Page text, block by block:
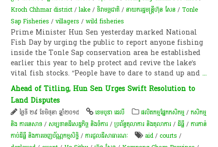
Kroch Chhmar district /lake /ទិវា​មច្ឆជាតិ​ /នាយករដ្ឋមន្ត្រីហ៊ុន សែន /Tonle
Sap Fisheries /villagers /wild fisheries
Prime Minister Hun Sen yesterday marked National
Fish Day by urging the public to report anyone fishing
inside the Tonle Sap conservation area he established
earlier this year to help protect and revive the lake’s
vital fish stocks. “People have to dare to stand up and...
Ahead of Titling, Hun Sen Urges Swift Resolution to
Land Disputes
ថ្ងៃទី ២៩ ខែមិថុនា ឆ្នាំ២០១៥ ខេមបូឌា ដេលី ​ផលិតកម្ម​ផ្នែក​កសិកម្ម​ /កសិកម្ម​
និង​ ការ​នេ​សាទ​ /សម្បទានដីសេដ្ឋកិច្ច និងចំការ /ប្រព័ន្ធតុលាការ និងតុលាការ /ដីធ្លី /ការកាន់
កាប់​ដីធ្លី និង​ការចេញ​ប័ណ្ណកម្មសិទ្ធិ​ /ការជួលដីសាធារណៈ aid /courts /